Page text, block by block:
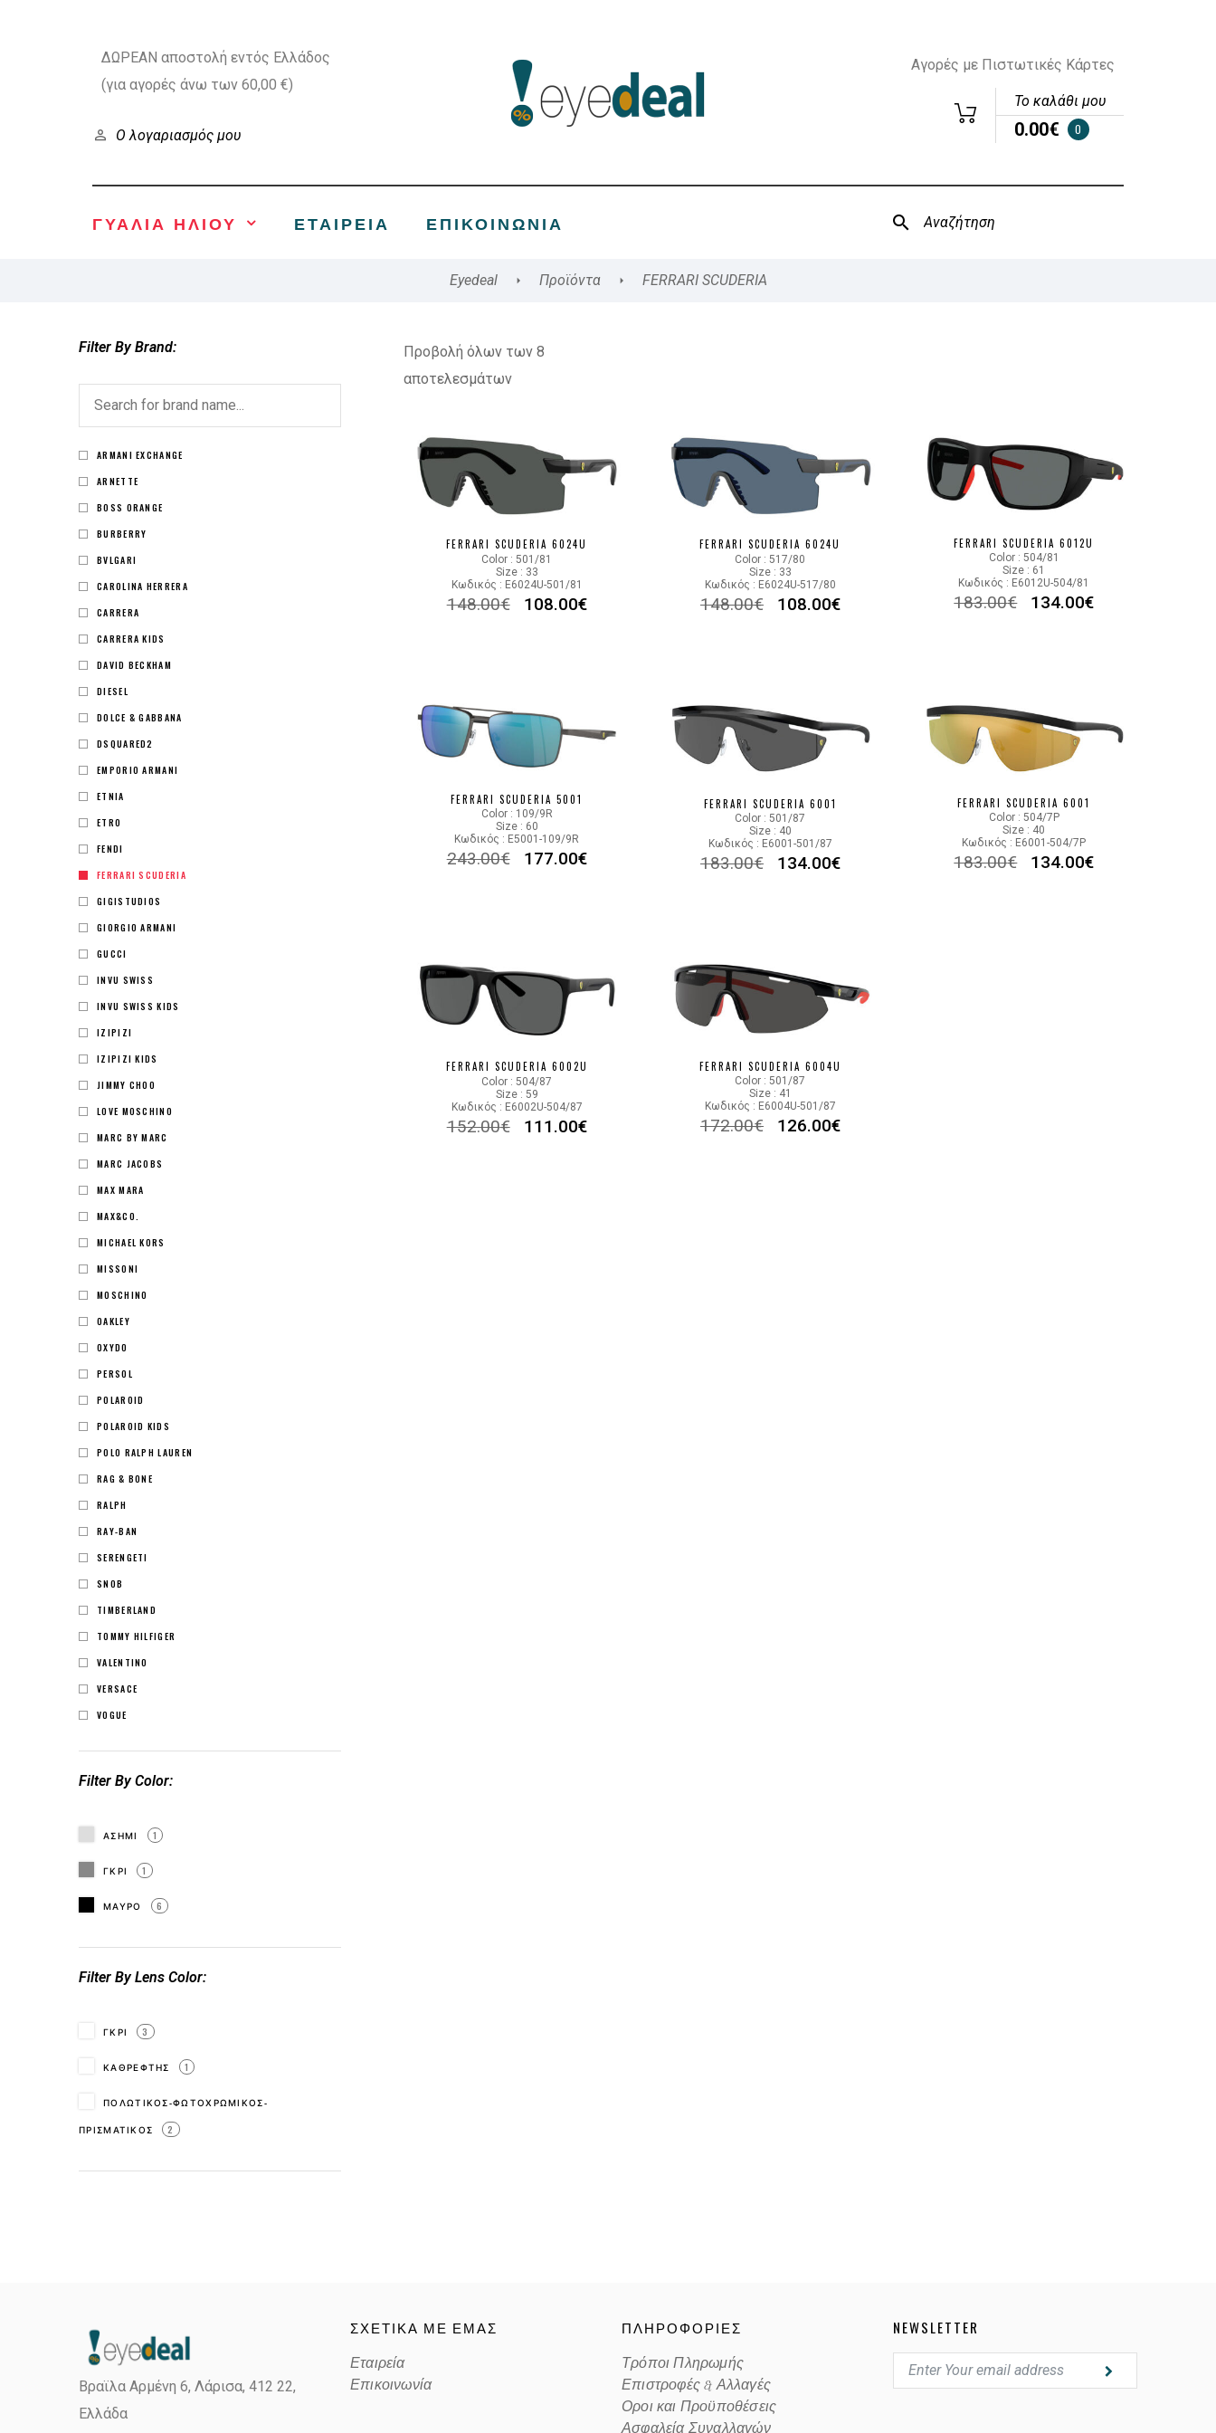
ΔΩΡΕΑΝ αποστολή εντός Ελλάδος
(για αγορές άνω των 60,00 €)
Ο λογαριασμός μου
Αγορές με Πιστωτικές Κάρτες
Το καλάθι μου
0.00€ 0
ΓΥΑΛΙΑ ΗΛΙΟΥ ΕΤΑΙΡΕΊΑ ΕΠΙΚΟΙΝΩΝΊΑ
Eyedeal Προϊόντα FERRARI SCUDERIA
Προβολή όλων των 8
αποτελεσμάτων
FERRARI SCUDERIA 6024U
Color : 501/81
Size : 33
Κωδικός : E6024U-501/81
148.00€ 108.00€
FERRARI SCUDERIA 6024U
Color : 517/80
Size : 33
Κωδικός : E6024U-517/80
148.00€ 108.00€
FERRARI SCUDERIA 6012U
Color : 504/81
Size : 61
Κωδικός : E6012U-504/81
183.00€ 134.00€
FERRARI SCUDERIA 5001
Color : 109/9R
Size : 60
Κωδικός : E5001-109/9R
243.00€ 177.00€
FERRARI SCUDERIA 6001
Color : 501/87
Size : 40
Κωδικός : E6001-501/87
183.00€ 134.00€
FERRARI SCUDERIA 6001
Color : 504/7P
Size : 40
Κωδικός : E6001-504/7P
183.00€ 134.00€
FERRARI SCUDERIA 6002U
Color : 504/87
Size : 59
Κωδικός : E6002U-504/87
152.00€ 111.00€
FERRARI SCUDERIA 6004U
Color : 501/87
Size : 41
Κωδικός : E6004U-501/87
172.00€ 126.00€
Filter By Brand
ARMANI EXCHANGE
ARNETTE
BOSS ORANGE
BURBERRY
BVLGARI
CAROLINA HERRERA
CARRERA
CARRERA KIDS
DAVID BECKHAM
DIESEL
DOLCE & GABBANA
DSQUARED2
EMPORIO ARMANI
ETNIA
ETRO
FENDI
FERRARI SCUDERIA
GIGISTUDIOS
GIORGIO ARMANI
GUCCI
INVU SWISS
INVU SWISS KIDS
IZIPIZI
IZIPIZI KIDS
JIMMY CHOO
LOVE MOSCHINO
MARC BY MARC
MARC JACOBS
MAX MARA
MAX&CO.
MICHAEL KORS
MISSONI
MOSCHINO
OAKLEY
OXYDO
PERSOL
POLAROID
POLAROID KIDS
POLO RALPH LAUREN
RAG & BONE
RALPH
RAY-BAN
SERENGETI
SNOB
TIMBERLAND
TOMMY HILFIGER
VALENTINO
VERSACE
VOGUE
Filter By Color
ΑΣΗΜΙ 1
ΓΚΡΙ 1
ΜΑΥΡΟ 6
Filter By Lens Color
ΓΚΡΙ 3
ΚΑΘΡΕΦΤΗΣ 1
ΠΟΛΩΤΙΚΟΣ-ΦΩΤΟΧΡΩΜΙΚΟΣ-
ΠΡΙΣΜΑΤΙΚΟΣ
2
Βραϊλα Αρμένη 6, Λάρισα, 412 22,
Ελλάδα
ΣΧΕΤΙΚΑ ΜΕ ΕΜΑΣ
Εταιρεία
Επικοινωνία
ΠΛΗΡΟΦΟΡΙΕΣ
Τρόποι Πληρωμής
Επιστροφές & Αλλαγές
Οροι και Προϋποθέσεις
Ασφαλεία Συναλλαγών
NEWSLETTER